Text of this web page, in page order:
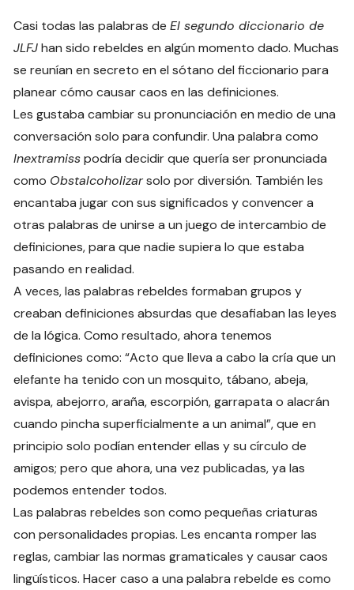
Casi todas las palabras deEl segundo diccionario de
JLFJhan sido rebeldes en algún momento dado. Muchas
se reunían en secreto en el sótano del ficcionario para
planear cómo causar caos en las definiciones.
Les gustaba cambiar su pronunciación en medio de una
conversación solo para confundir. Una palabra como
Inextramisspodría decidir que quería ser pronunciada
como Obstalcoholizarsolo por diversión. También les
encantaba jugar con sus significados y convencer a
otras palabras de unirse a un juego de intercambio de
definiciones, para que nadie supiera lo que estaba
pasando en realidad.
A veces, las palabras rebeldes formaban grupos y
creaban definiciones absurdas que desafiaban las leyes
de la lógica. Como resultado, ahora tenemos
definiciones como: “Acto que lleva a cabo la cría que un
elefante ha tenido con un mosquito, tábano, abeja,
avispa, abejorro, araña, escorpión, garrapata o alacrán
cuando pincha superficialmente a un animal”, que en
principio solo podían entender ellas y su círculo de
amigos; pero que ahora, una vez publicadas, ya las
podemos entender todos.
Las palabras rebeldes son como pequeñas criaturas
con personalidades propias. Les encanta romper las
reglas, cambiar las normas gramaticales y causar caos
lingüísticos. Hacer caso a una palabra rebelde es como